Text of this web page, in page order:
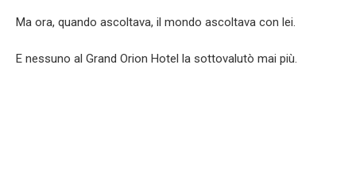
Ma ora, quando ascoltava, il mondo ascoltava con lei.
E nessuno al Grand Orion Hotel la sottovalutò mai più.